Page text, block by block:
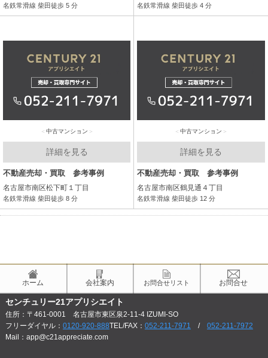
名鉄常滑線 柴田徒歩 5 分 名鉄常滑線 柴田徒歩 4 分
中古マンション
詳細を見る
不動産売却・買取 参考事例
名古屋市南区松下町１丁目
名鉄常滑線 柴田徒歩 8 分
中古マンション
詳細を見る
不動産売却・買取 参考事例
名古屋市南区鶴見通４丁目
名鉄常滑線 柴田徒歩 12 分
ホーム 会社案内 お問合せリスト お問合せ
センチュリー21アプリシエイト
住所：〒461-0001 名古屋市東区泉2-11-4 IZUMI-SO
フリーダイヤル： 0120-920-888TEL/FAX： 052-211-7971 / 052-211-7972
Mail：app@c21appreciate.com